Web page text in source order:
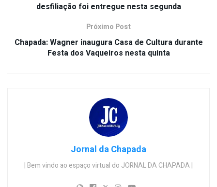
desfiliação foi entregue nesta segunda
Próximo Post
Chapada: Wagner inaugura Casa de Cultura durante
Festa dos Vaqueiros nesta quinta
Jornal da Chapada
| Bem vindo ao espaço virtual do JORNAL DA CHAPADA |